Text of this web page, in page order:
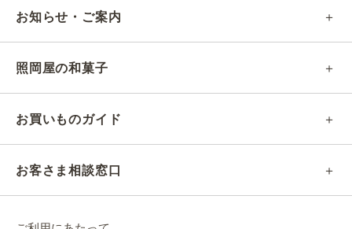
お知らせ・ご案内
照岡屋の和菓子
お買いものガイド
お客さま相談窓口